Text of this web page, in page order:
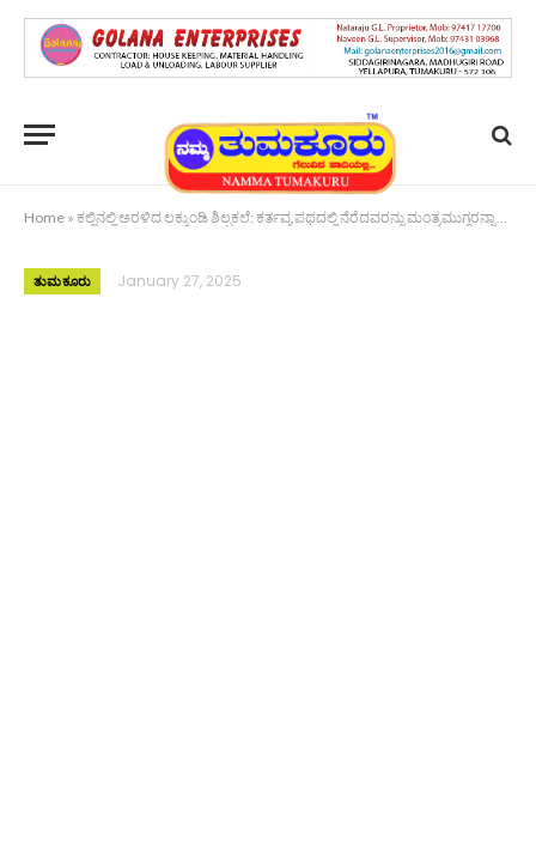
Home » ಕಲ್ಲಿನಲ್ಲಿ ಅರಳಿದ ಲಕ್ಕುಂಡಿ ಶಿಲ್ಪಕಲೆ: ಕರ್ತವ್ಯ ಪಥದಲ್ಲಿ ನೆರೆದವರನ್ನು ಮಂತ್ರಮುಗ್ಧರನ್ನಾಗಿಸಿದ ರಾಜ್ಯದ ಸ್ತಬ್ಧಚಿತ್ರ
ತುಮಕೂರು January 27, 2025